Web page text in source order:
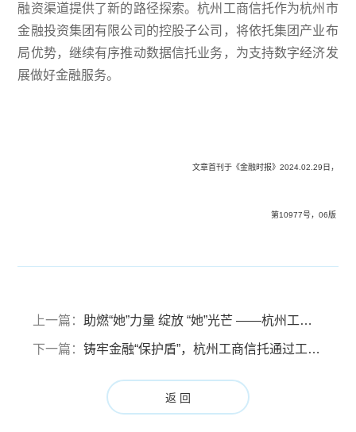
融资渠道提供了新的路径探索。杭州工商信托作为杭州市
金融投资集团有限公司的控股子公司，将依托集团产业布
局优势，继续有序推动数据信托业务，为支持数字经济发
展做好金融服务。
文章首刊于《金融时报》2024.02.29日，
第10977号，06版
上一篇： 助燃“她”力量 绽放 “她”光芒 ——杭州工商信托女性关爱慈善信托开启新篇章
下一篇： 铸牢金融“保护盾”，杭州工商信托通过工信部移动互联网应用程序备案认证
返 回